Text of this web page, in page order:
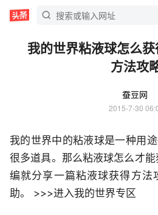
我的世界粘液球怎么
方法攻
蚕豆网
2015-7-30
我的世界中的粘液球是一种用
很多道具。那么粘液球怎么才
编就分享一篇粘液球获得方法
助。 >>>进入我的世界专区